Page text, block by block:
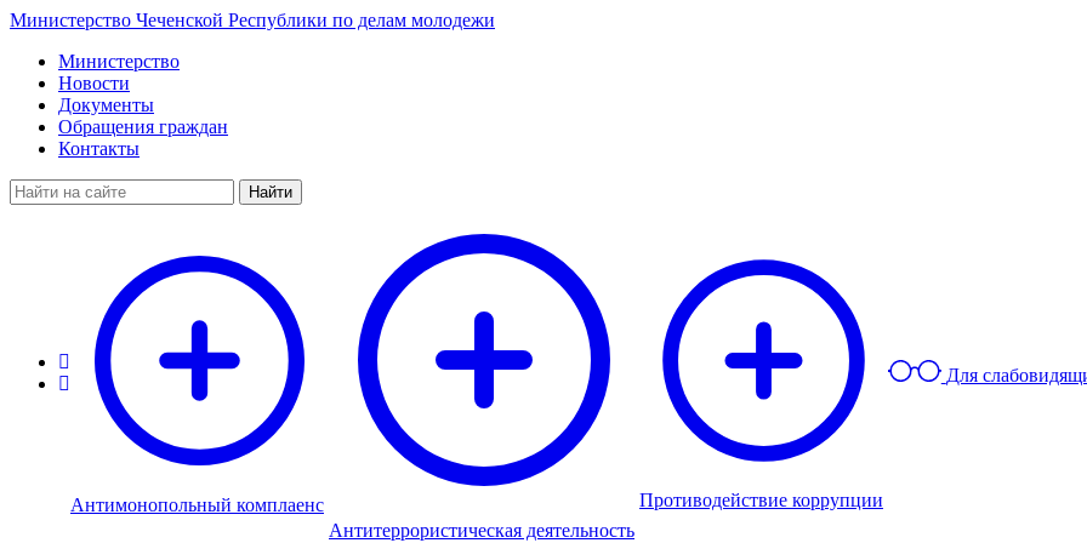
Министерство Чеченской Республики по делам молодежи
Министерство
Новости
Документы
Обращения граждан
Контакты
Найти
Антимонопольный комплаенс
Антитеррористическая деятельность
Противодействие коррупции
Для